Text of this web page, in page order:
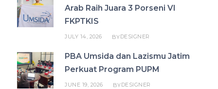
Arab Raih Juara 3 Porseni VI
FKPTKIS
JULY 14, 2026 BYDESIGNER
PBA Umsida dan Lazismu Jatim
Perkuat Program PUPM
JUNE 19, 2026 BYDESIGNER